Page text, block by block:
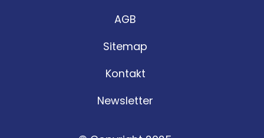
AGB
Sitemap
Kontakt
Newsletter